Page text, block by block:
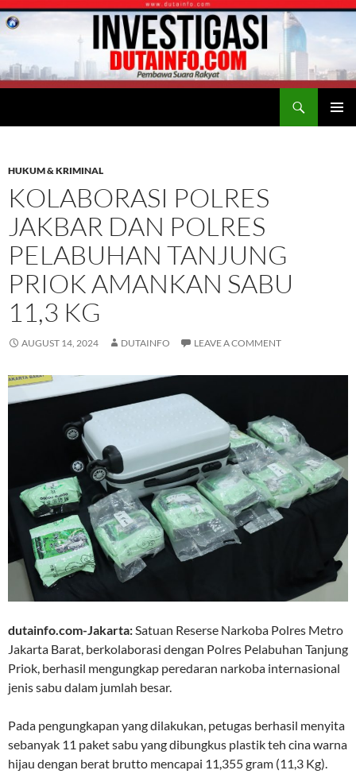
HUKUM & KRIMINAL
KOLABORASI POLRES
JAKBAR DAN POLRES
PELABUHAN TANJUNG
PRIOK AMANKAN SABU
11,3 KG
AUGUST 14, 2024 DUTAINFO LEAVE A COMMENT
dutainfo.com-Jakarta:Satuan Reserse Narkoba Polres Metro
Jakarta Barat, berkolaborasi dengan Polres Pelabuhan Tanjung
Priok, berhasil mengungkap peredaran narkoba internasional
jenis sabu dalam jumlah besar.
Pada pengungkapan yang dilakukan, petugas berhasil menyita
sebanyak 11 paket sabu yang dibungkus plastik teh cina warna
hijau dengan berat brutto mencapai 11,355 gram (11,3 Kg).